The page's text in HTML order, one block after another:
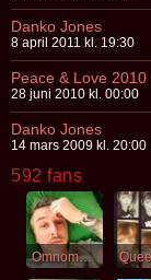
Danko Jones
8 april 2011 kl. 19:30
Peace & Love 2010
28 juni 2010 kl. 00:00
Danko Jones
14 mars 2009 kl. 20:00
592 fans
Omnombrains